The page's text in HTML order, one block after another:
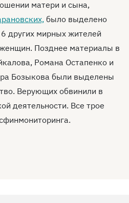
матери и сына,
было выделено
других мирных жителей
Позднее материалы в
Романа Остапенко и
Бозыкова были выделены
Верующих обвинили в
деятельности. Все трое